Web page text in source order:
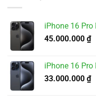
iPhone 16 Pro
45.000.000 ₫
iPhone 16 Pro
33.000.000 ₫